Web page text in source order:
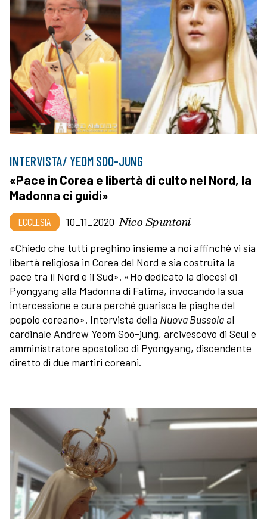
INTERVISTA/ YEOM SOO-JUNG
«Pace in Corea e libertà di culto nel Nord, la
Madonna ci guidi»
ECCLESIA 10_11_2020 Nico Spuntoni
«Chiedo che tutti preghino insieme a noi affinché vi sia
libertà religiosa in Corea del Nord e sia costruita la
pace tra il Nord e il Sud». «Ho dedicato la diocesi di
Pyongyang alla Madonna di Fatima, invocando la sua
intercessione e cura perché guarisca le piaghe del
popolo coreano». Intervista della Nuova Bussolaal
cardinale Andrew Yeom Soo-jung, arcivescovo di Seul e
amministratore apostolico di Pyongyang, discendente
diretto di due martiri coreani.